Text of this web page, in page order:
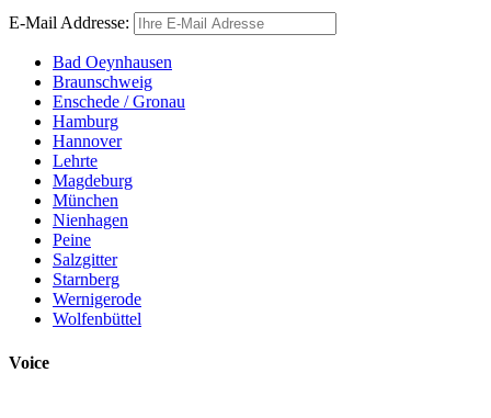
E-Mail Addresse:
Bad Oeynhausen
Braunschweig
Enschede / Gronau
Hamburg
Hannover
Lehrte
Magdeburg
München
Nienhagen
Peine
Salzgitter
Starnberg
Wernigerode
Wolfenbüttel
Voice